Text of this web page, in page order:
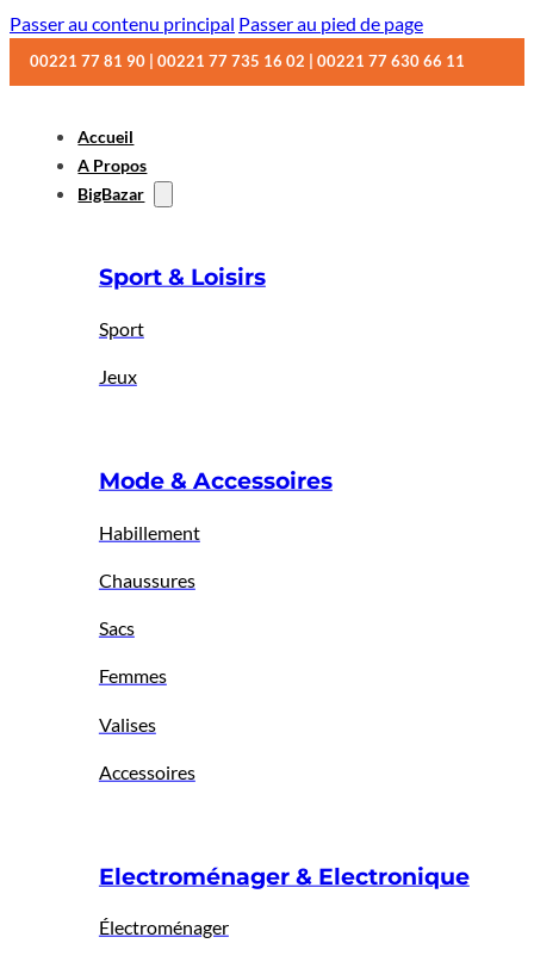
Passer au contenu principal Passer au pied de page
00221 77 81 90 | 00221 77 735 16 02 | 00221 77 630 66 11
Accueil
A Propos
BigBazar
Sport & Loisirs
Sport
Jeux
Mode & Accessoires
Habillement
Chaussures
Sacs
Femmes
Valises
Accessoires
Electroménager & Electronique
Électroménager